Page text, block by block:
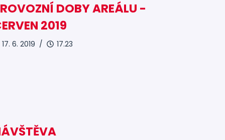
DOBY AREÁLU -
2019
17. 6. 2019 / 17.23